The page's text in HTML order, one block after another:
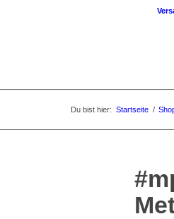
Du bist hier: Startseite /